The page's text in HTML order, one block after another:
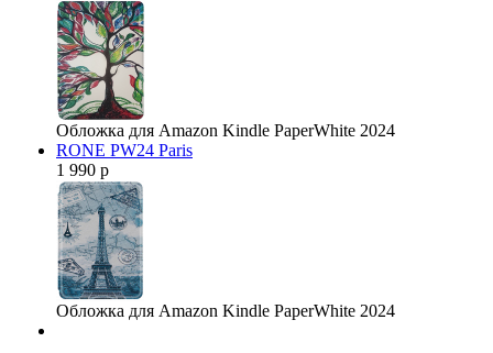
Обложка для Amazon Kindle PaperWhite 2024
RONE PW24 Paris
1 990 р
Обложка для Amazon Kindle PaperWhite 2024